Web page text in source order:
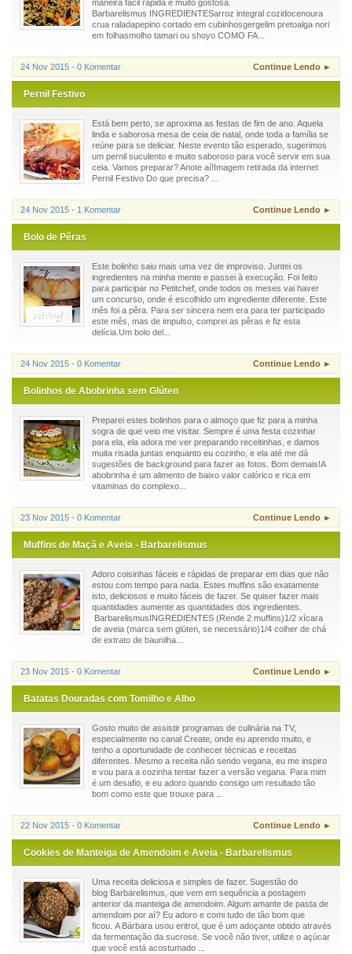
maneira fácil rápida e muito gostosa.
Barbarelismus INGREDIENTESarroz integral cozidocenoura
crua raladapepino cortado em cubinhosgergelim pretoalga nori
em folhasmolho tamari ou shoyo COMO FA...
24 Nov 2015 - 0 Komentar Continue Lendo ►
Pernil Festivo
Está bem perto, se aproxima as festas de fim de ano. Aquela
linda e saborosa mesa de ceia de natal, onde toda a família se
reúne para se deliciar. Neste evento tão esperado, sugerimos
um pernil suculento e muito saboroso para você servir em sua
ceia. Vamos preparar? Anote aí!Imagem retirada da internet
Pernil Festivo Do que precisa? ...
24 Nov 2015 - 1 Komentar Continue Lendo ►
Bolo de Pêras
Este bolinho saiu mais uma vez de improviso. Juntei os
ingredientes na minha mente e passei à execução. Foi feito
para participar no Petitchef, onde todos os meses vai haver
um concurso, onde é escolhido um ingrediente diferente. Este
mês foi a pêra. Para ser sincera nem era para ter participado
este mês, mas de impulso, comprei as pêras e fiz esta
delícia.Um bolo del...
24 Nov 2015 - 0 Komentar Continue Lendo ►
Bolinhos de Abobrinha sem Glúten
Preparei estes bolinhos para o almoço que fiz para a minha
sogra de que veio me visitar. Sempre é uma festa cozinhar
para ela, ela adora me ver preparando receitinhas, e damos
muita risada juntas enquanto eu cozinho, e ela até me dá
sugestões de background para fazer as fotos. Bom demais!A
abobrinha é um alimento de baixo valor calórico e rica em
vitaminas do complexo...
23 Nov 2015 - 0 Komentar Continue Lendo ►
Muffins de Maçã e Aveia - Barbarelismus
Adoro coisinhas fáceis e rápidas de preparar em dias que não
estou com tempo para nada. Estes muffins são exatamente
isto, deliciosos e muito fáceis de fazer. Se quiser fazer mais
quantidades aumente as quantidades dos ingredientes.
BarbarelismusINGREDIENTES (Rende 2 muffins)1/2 xícara
de aveia (marca sem glúten, se necessário)1/4 colher de chá
de extrato de baunilha...
23 Nov 2015 - 0 Komentar Continue Lendo ►
Batatas Douradas com Tomilho e Alho
Gosto muito de assistir programas de culinária na TV,
especialmente no canal Create, onde eu aprendo muito, e
tenho a oportunidade de conhecer técnicas e receitas
diferentes. Mesmo a receita não sendo vegana, eu me inspiro
e vou para a cozinha tentar fazer a versão vegana. Para mim
é um desafio, e eu adoro quando consigo um resultado tão
bom como este que trouxe para ...
22 Nov 2015 - 0 Komentar Continue Lendo ►
Cookies de Manteiga de Amendoim e Aveia - Barbarelismus
Uma receita deliciosa e simples de fazer. Sugestão do
blog Barbarelismus, que vem em sequência a postagem
anterior da manteiga de amendoim. Algum amante de pasta de
amendoim por aí? Eu adoro e comi tudo de tão bom que
ficou. A Bárbara usou eritrol, que é um adoçante obtido através
da fermentação da sucrose. Se você não tiver, utilize o açúcar
que você está acostumado ...